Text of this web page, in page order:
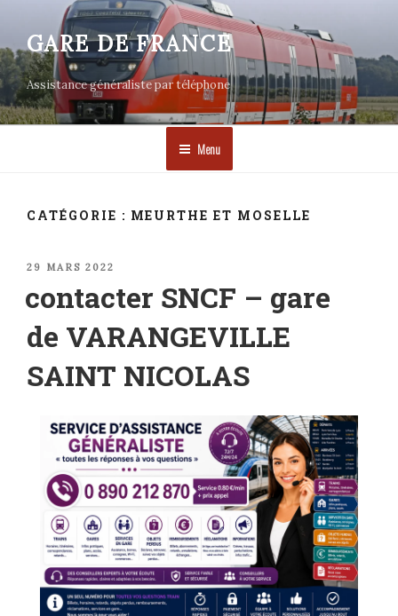
contenu
principal
GARE DE FRANCE
Assistance généraliste par téléphone
Menu
CATÉGORIE : MEURTHE ET MOSELLE
PUBLIÉ
29 MARS 2022
contacter SNCF – gare
de VARANGEVILLE
SAINT NICOLAS